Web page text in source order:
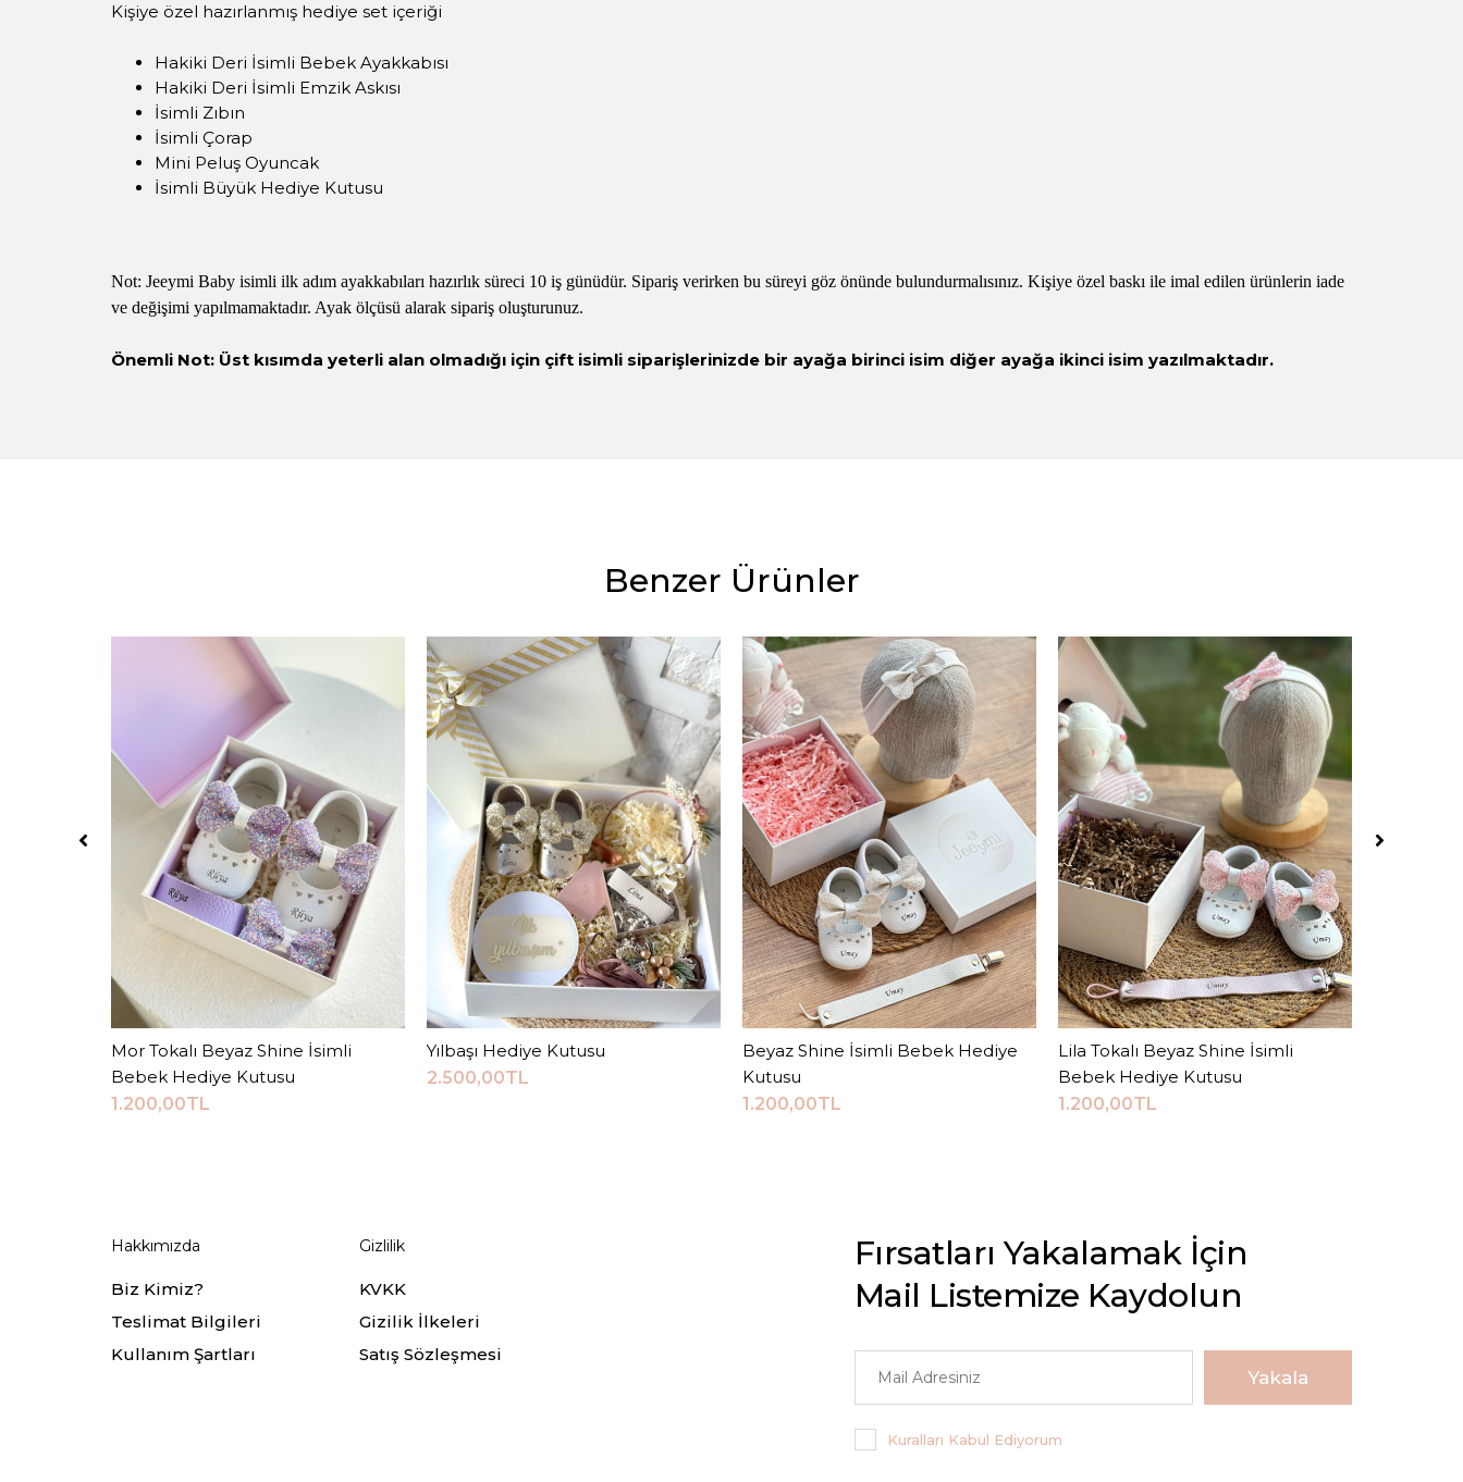
Kişiye özel hazırlanmış hediye set içeriği
Hakiki Deri İsimli Bebek Ayakkabısı
Hakiki Deri İsimli Emzik Askısı
İsimli Zıbın
İsimli Çorap
Mini Peluş Oyuncak
İsimli Büyük Hediye Kutusu
Not: Jeeymi Baby isimli ilk adım ayakkabıları hazırlık süreci 10 iş günüdür. Sipariş verirken bu süreyi göz önünde bulundurmalısınız. Kişiye özel baskı ile imal edilen ürünlerin iade
ve değişimi yapılmamaktadır. Ayak ölçüsü alarak sipariş oluşturunuz.
Önemli Not: Üst kısımda yeterli alan olmadığı için çift isimli siparişlerinizde bir ayağa birinci isim diğer ayağa ikinci isim yazılmaktadır.
Benzer Ürünler
Sepete Ekle
Mor Tokalı Beyaz Shine İsimli
Bebek Hediye Kutusu
1.200,00TL
Sepete Ekle
Yılbaşı Hediye Kutusu
2.500,00TL
Sepete Ekle
Beyaz Shine İsimli Bebek Hediye
Kutusu
1.200,00TL
Sepete Ekle
Lila Tokalı Beyaz Shine İsimli
Bebek Hediye Kutusu
1.200,00TL
Hakkımızda
Biz Kimiz?
Teslimat Bilgileri
Kullanım Şartları
Gizlilik
KVKK
Gizilik İlkeleri
Satış Sözleşmesi
Fırsatları Yakalamak İçin
Mail Listemize Kaydolun
Yakala
Kuralları Kabul Ediyorum